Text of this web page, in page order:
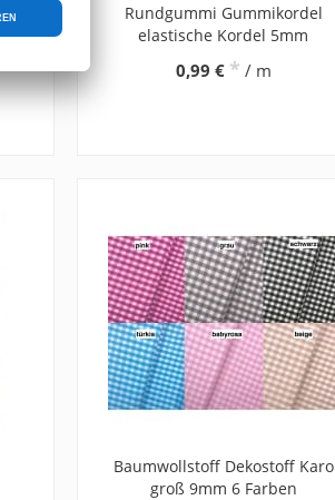
Rundgummi Gummikordel
elastische Kordel 5mm
0,99 € * / m
Baumwollstoff Dekostoff Karo
groß 9mm 6 Farben